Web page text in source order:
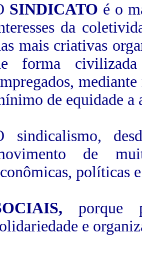
SINDICATO é o
da
mais criativas
forma
de equidade a
sindicalismo,
de
políticas
porque
e